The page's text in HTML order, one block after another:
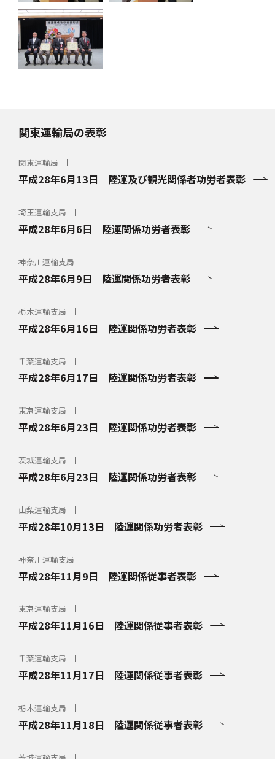
関東運輸局の表彰
関東運輸局
平成28年6月13日 陸運及び観光関係者功労者表彰
埼玉運輸支局
平成28年6月6日 陸運関係功労者表彰
神奈川運輸支局
平成28年6月9日 陸運関係功労者表彰
栃木運輸支局
平成28年6月16日 陸運関係功労者表彰
千葉運輸支局
平成28年6月17日 陸運関係功労者表彰
東京運輸支局
平成28年6月23日 陸運関係功労者表彰
茨城運輸支局
平成28年6月23日 陸運関係功労者表彰
山梨運輸支局
平成28年10月13日 陸運関係功労者表彰
神奈川運輸支局
平成28年11月9日 陸運関係従事者表彰
東京運輸支局
平成28年11月16日 陸運関係従事者表彰
千葉運輸支局
平成28年11月17日 陸運関係従事者表彰
栃木運輸支局
平成28年11月18日 陸運関係従事者表彰